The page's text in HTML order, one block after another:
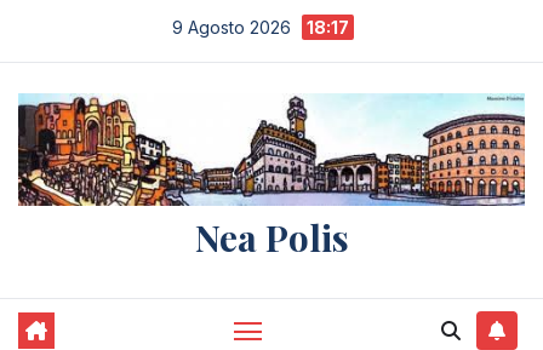
contenuto
9 Agosto 2026 18:17
Nea Polis